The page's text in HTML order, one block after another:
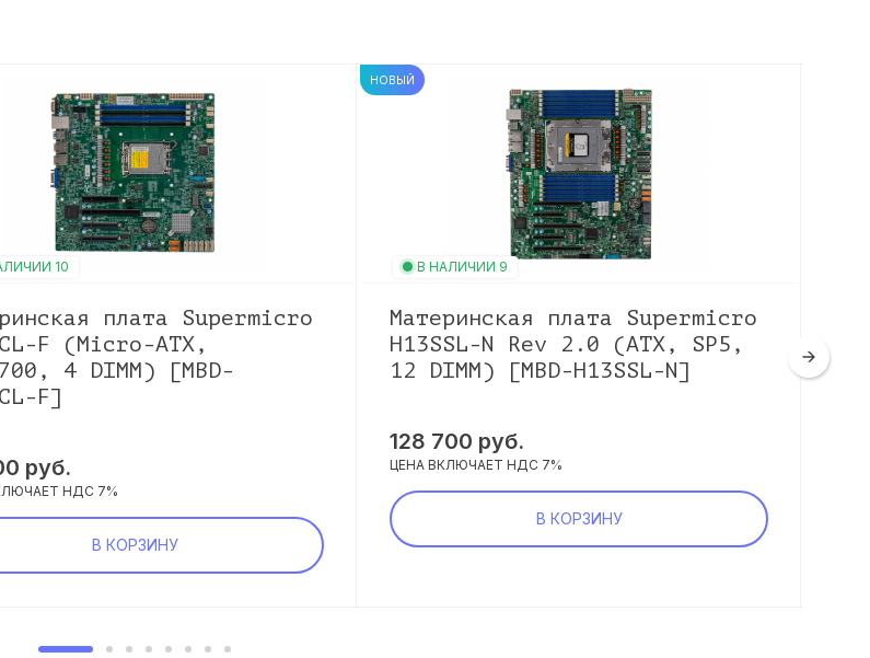
10
плата Supermicro
F (Micro-ATX,
4 DIMM) [MBD-
F]
руб.
НДС 7%
В КОРЗИНУ
НОВЫЙ
В НАЛИЧИИ 9
Материнская плата Supermicro
H13SSL-N Rev 2.0 (ATX, SP5,
12 DIMM) [MBD-H13SSL-N]
128 700 руб.
ЦЕНА ВКЛЮЧАЕТ НДС 7%
В КОРЗИНУ